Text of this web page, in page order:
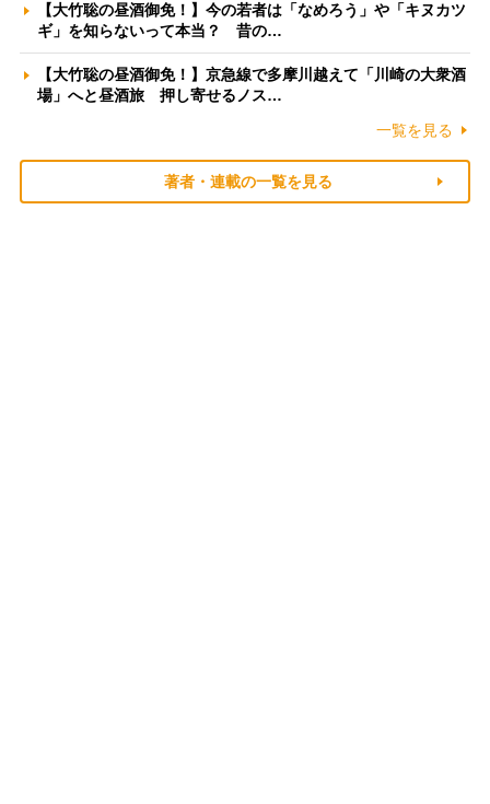
【大竹聡の昼酒御免！】今の若者は「なめろう」や「キヌカツ
ギ」を知らないって本当？ 昔の…
【大竹聡の昼酒御免！】京急線で多摩川越えて「川崎の大衆酒
場」へと昼酒旅 押し寄せるノス…
一覧を見る
著者・連載の一覧を見る